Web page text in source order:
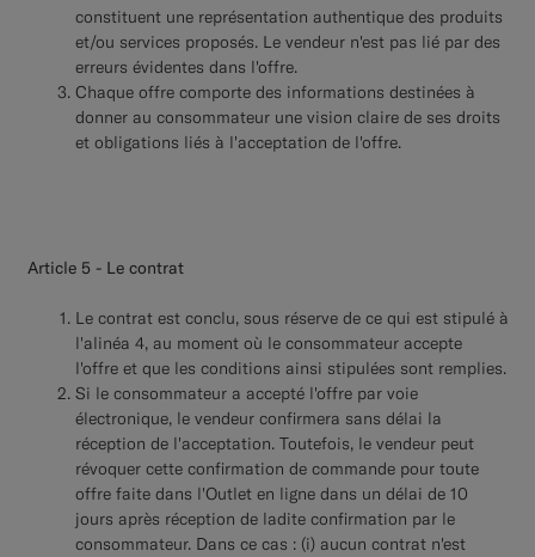
constituent une représentation authentique des produits
et/ou services proposés. Le vendeur n'est pas lié par des
erreurs évidentes dans l'offre.
Chaque offre comporte des informations destinées à
donner au consommateur une vision claire de ses droits
et obligations liés à l'acceptation de l'offre.
Article 5 - Le contrat
Le contrat est conclu, sous réserve de ce qui est stipulé à
l'alinéa 4, au moment où le consommateur accepte
l'offre et que les conditions ainsi stipulées sont remplies.
Si le consommateur a accepté l'offre par voie
électronique, le vendeur confirmera sans délai la
réception de l'acceptation. Toutefois, le vendeur peut
révoquer cette confirmation de commande pour toute
offre faite dans l'Outlet en ligne dans un délai de 10
jours après réception de ladite confirmation par le
consommateur. Dans ce cas : (i) aucun contrat n'est